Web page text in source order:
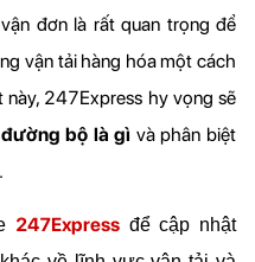
đơn là rất quan trọng để
vận tải hàng hóa một cách
này, 247Express hy vọng sẽ
bộ là gì và phân biệt
247Express để cập nhật